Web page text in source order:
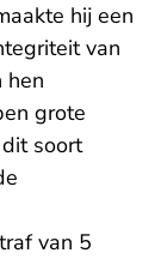
hij een
van
hen
grote
soort
van 5